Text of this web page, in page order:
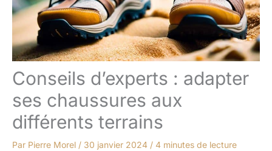
Conseils d’experts : adapter
ses chaussures aux
différents terrains
Par Pierre Morel / 30 janvier 2024 / 4 minutes de lecture